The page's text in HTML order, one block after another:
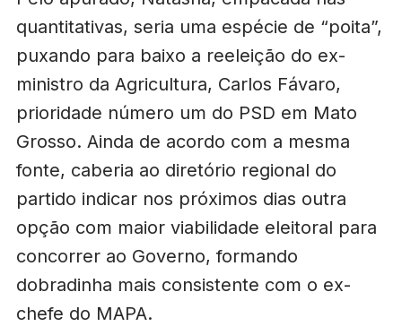
quantitativas, seria uma espécie de “poita”,
puxando para baixo a reeleição do ex-
ministro da Agricultura, Carlos Fávaro,
prioridade número um do PSD em Mato
Grosso. Ainda de acordo com a mesma
fonte, caberia ao diretório regional do
partido indicar nos próximos dias outra
opção com maior viabilidade eleitoral para
concorrer ao Governo, formando
dobradinha mais consistente com o ex-
chefe do MAPA.